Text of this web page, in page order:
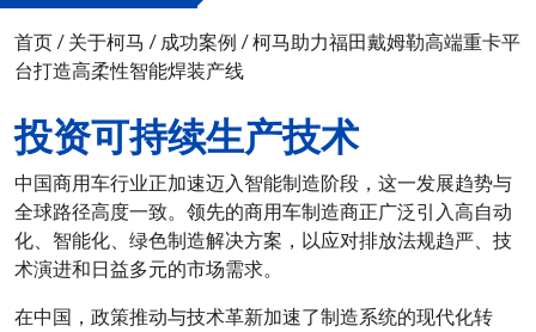
首页 / 关于柯马 / 成功案例 /柯马助力福田戴姆勒高端重卡平
台打造高柔性智能焊装产线
投资可持续生产技术
中国商用车行业正加速迈入智能制造阶段，这一发展趋势与
全球路径高度一致。领先的商用车制造商正广泛引入高自动
化、智能化、绿色制造解决方案，以应对排放法规趋严、技
术演进和日益多元的市场需求。
在中国，政策推动与技术革新加速了制造系统的现代化转